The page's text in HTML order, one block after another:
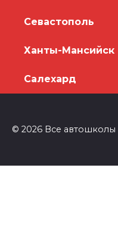
Севастополь
Ханты-Мансийск
Салехард
© 2026 Все автошколы